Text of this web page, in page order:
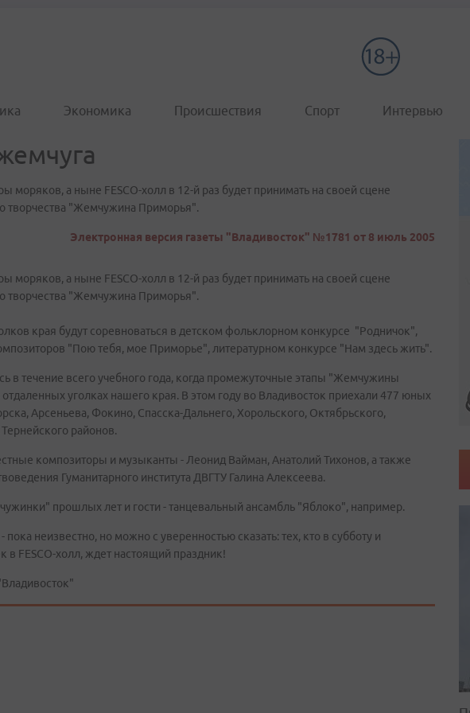
Экономика Происшествия Спорт Интервью
моряков, а ныне FESCO-холл в 12-й раз будет принимать на своей сцене
творчества "Жемчужина Приморья".
Электронная версия газеты "Владивосток" №1781 от 8 июль 2005
моряков, а ныне FESCO-холл в 12-й раз будет принимать на своей сцене
творчества "Жемчужина Приморья".
края будут соревноваться в детском фольклорном конкурсе "Родничок",
"Пою тебя, мое Приморье", литературном конкурсе "Нам здесь жить".
в течение всего учебного года, когда промежуточные этапы "Жемчужины
уголках нашего края. В этом году во Владивосток приехали 477 юных
Арсеньева, Фокино, Спасска-Дальнего, Хорольского, Октябрьского,
районов.
композиторы и музыканты - Леонид Вайман, Анатолий Тихонов, а также
Гуманитарного института ДВГТУ Галина Алексеева.
прошлых лет и гости - танцевальный ансамбль "Яблоко", например.
неизвестно, но можно с уверенностью сказать: тех, кто в субботу и
в FESCO-холл, ждет настоящий праздник!